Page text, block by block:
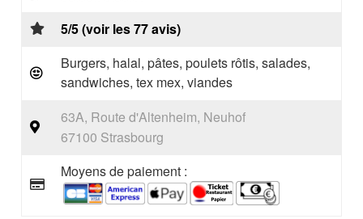
5/5 (voir les 77 avis)
Burgers, halal, pâtes, poulets rôtis, salades,
sandwiches, tex mex, viandes
63A, Route d'Altenheim, Neuhof
67100 Strasbourg
Moyens de paiement :